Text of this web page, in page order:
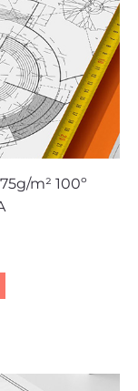
m² 100º